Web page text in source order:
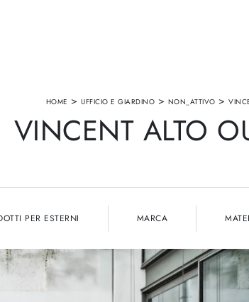
HOME >UFFICIO E GIARDINO > NON_ATTIVO >
VINCENT ALTO
PER ESTERNI MARCA